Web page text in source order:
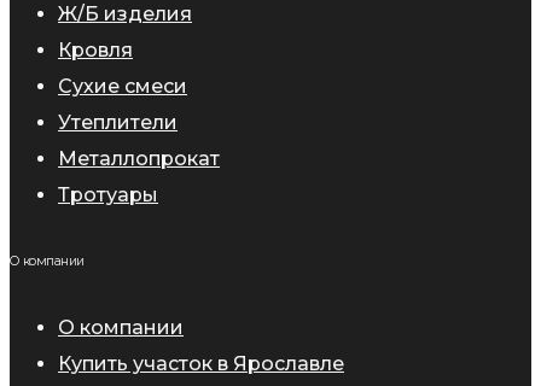
Ж/Б изделия
Кровля
Сухие смеси
Утеплители
Металлопрокат
Тротуары
О компании
О компании
Купить участок в Ярославле